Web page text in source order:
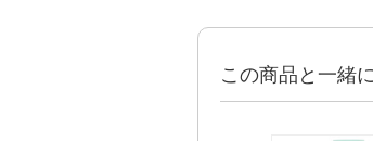
この商品と一緒